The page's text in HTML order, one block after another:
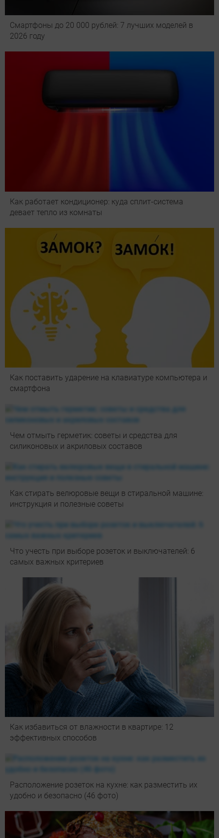
Смартфоны до 20 000 рублей: 7 лучших моделей в
2026 году
Как работает кондиционер: куда сплит-система
девает тепло из комнаты
Как поставить ударение на клавиатуре компьютера и
смартфона
Чем отмыть герметик: советы и средства для
силиконовых и акриловых составов
Как стирать велюровые вещи в стиральной машине:
инструкция и полезные советы
Что учесть при выборе розеток и выключателей: 6
самых важных критериев
Как избавиться от влажности в квартире: 12
эффективных способов
Расположение розеток на кухне: как разместить их
удобно и безопасно (46 фото)